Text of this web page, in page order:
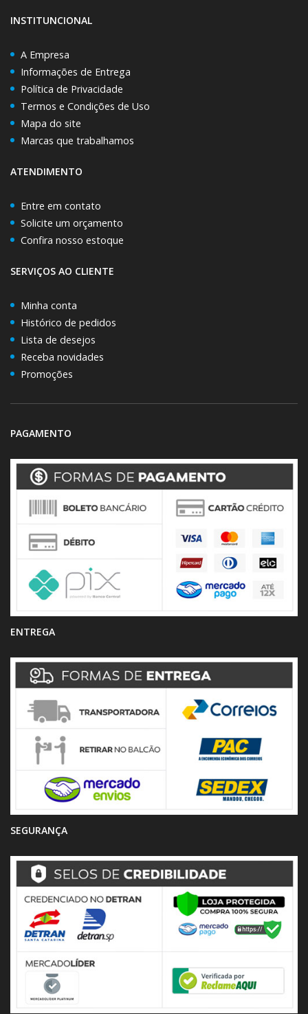
INSTITUNCIONAL
A Empresa
Informações de Entrega
Política de Privacidade
Termos e Condições de Uso
Mapa do site
Marcas que trabalhamos
ATENDIMENTO
Entre em contato
Solicite um orçamento
Confira nosso estoque
SERVIÇOS AO CLIENTE
Minha conta
Histórico de pedidos
Lista de desejos
Receba novidades
Promoções
PAGAMENTO
ENTREGA
SEGURANÇA